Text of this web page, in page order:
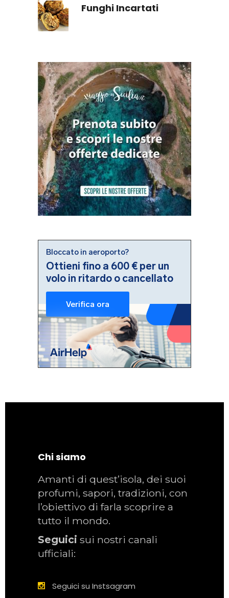
Funghi Incartati
Chi siamo
Amanti di quest’isola, dei suoi
profumi, sapori, tradizioni, con
l’obiettivo di farla scoprire a
tutto il mondo.
Seguici sui nostri canali
ufficiali:
Seguici su Instsagram